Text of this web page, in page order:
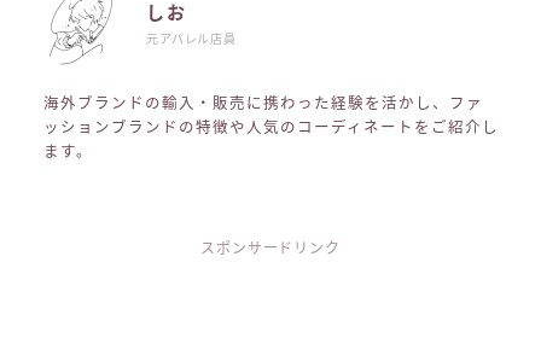
しお
元アパレル店員
海外ブランドの輸入・販売に携わった経験を活かし、ファ
ッションブランドの特徴や人気のコーディネートをご紹介し
ます。
スポンサードリンク